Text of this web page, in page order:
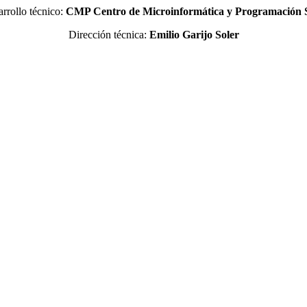
técnico: CMP Centro de Microinformática y Programación
Dirección técnica: Emilio Garijo Soler